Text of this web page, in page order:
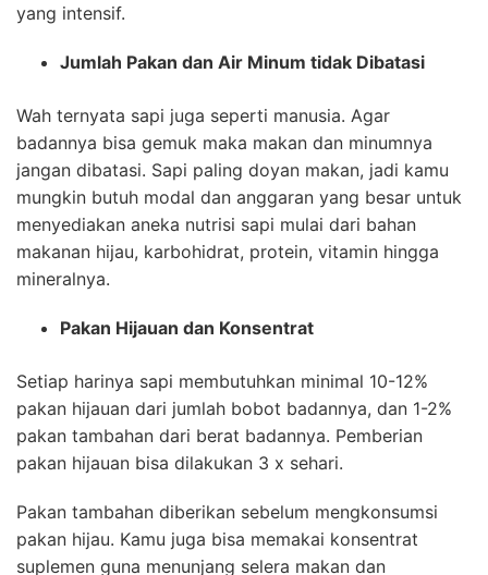
yang intensif.
Jumlah Pakan dan Air Minum tidak Dibatasi
Wah ternyata sapi juga seperti manusia. Agar
badannya bisa gemuk maka makan dan minumnya
jangan dibatasi. Sapi paling doyan makan, jadi kamu
mungkin butuh modal dan anggaran yang besar untuk
menyediakan aneka nutrisi sapi mulai dari bahan
makanan hijau, karbohidrat, protein, vitamin hingga
mineralnya.
Pakan Hijauan dan Konsentrat
Setiap harinya sapi membutuhkan minimal 10-12%
pakan hijauan dari jumlah bobot badannya, dan 1-2%
pakan tambahan dari berat badannya. Pemberian
pakan hijauan bisa dilakukan 3 x sehari.
Pakan tambahan diberikan sebelum mengkonsumsi
pakan hijau. Kamu juga bisa memakai konsentrat
suplemen guna menunjang selera makan dan